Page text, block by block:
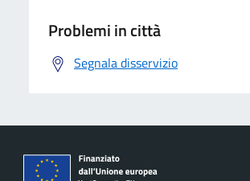
Problemi in città
Segnala disservizio